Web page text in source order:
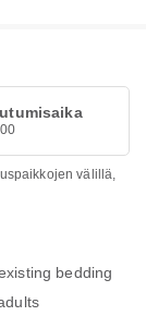
välillä,
bedding